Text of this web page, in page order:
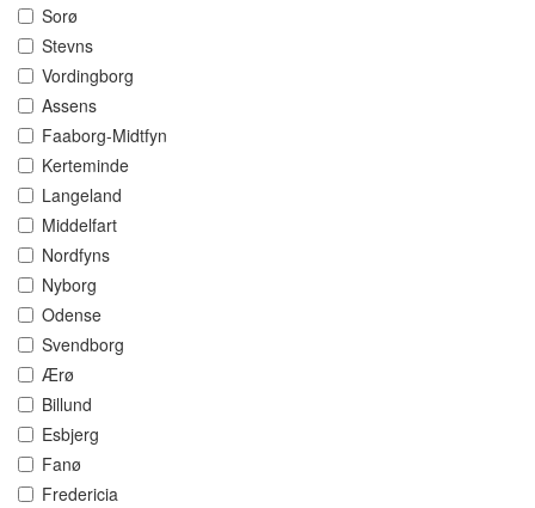
Sorø
Stevns
Vordingborg
Assens
Faaborg-Midtfyn
Kerteminde
Langeland
Middelfart
Nordfyns
Nyborg
Odense
Svendborg
Ærø
Billund
Esbjerg
Fanø
Fredericia